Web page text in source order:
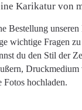
Karikatur von
Bestellung
wichtige Fragen
du den Stil der
Druckmedium
Fotos hochladen.